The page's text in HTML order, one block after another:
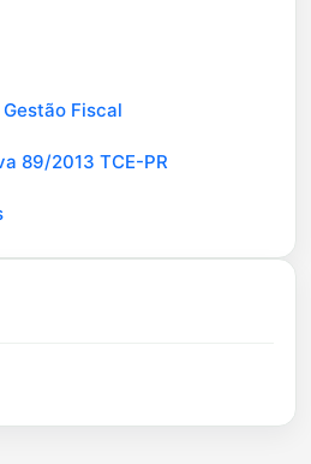
Gestão Fiscal
89/2013 TCE-PR